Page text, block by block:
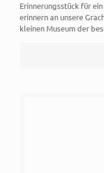
Erinnerungsstück für
erinnern an unsere
kleinen Museum der